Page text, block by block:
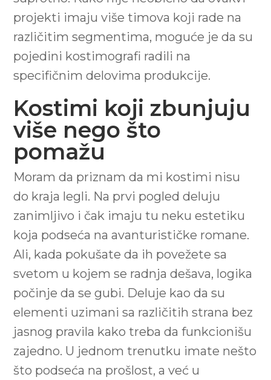
projekti imaju više timova koji rade na
različitim segmentima, moguće je da su
pojedini kostimografi radili na
specifičnim delovima produkcije.
Kostimi koji zbunjuju
više nego što
pomažu
Moram da priznam da mi kostimi nisu
do kraja legli. Na prvi pogled deluju
zanimljivo i čak imaju tu neku estetiku
koja podseća na avanturističke romane.
Ali, kada pokušate da ih povežete sa
svetom u kojem se radnja dešava, logika
počinje da se gubi. Deluje kao da su
elementi uzimani sa različitih strana bez
jasnog pravila kako treba da funkcionišu
zajedno. U jednom trenutku imate nešto
što podseća na prošlost, a već u